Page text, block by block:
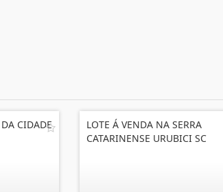
CIDADE
LOTE Á VENDA NA SERRA
CATARINENSE URUBICI SC